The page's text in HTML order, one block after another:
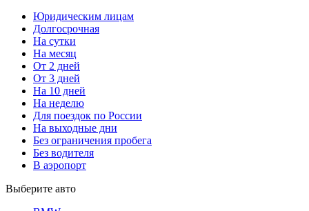
Юридическим лицам
Долгосрочная
На сутки
На месяц
От 2 дней
От 3 дней
На 10 дней
На неделю
Для поездок по России
На выходные дни
Без ограничения пробега
Без водителя
В аэропорт
Выберите авто